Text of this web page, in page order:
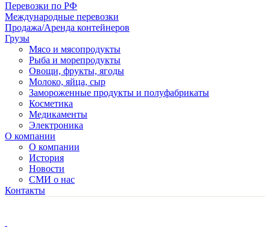
Перевозки по РФ
Международные перевозки
Продажа/Аренда контейнеров
Грузы
Мясо и мясопродукты
Рыба и морепродукты
Овощи, фрукты, ягоды
Молоко, яйца, сыр
Замороженные продукты и полуфабрикаты
Косметика
Медикаменты
Электроника
О компании
О компании
История
Новости
СМИ о нас
Контакты